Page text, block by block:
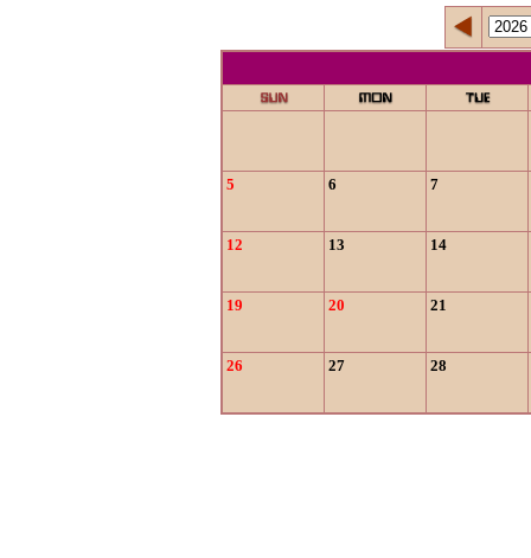
5 6 7
12 13 14
19 20 21
26 27 28